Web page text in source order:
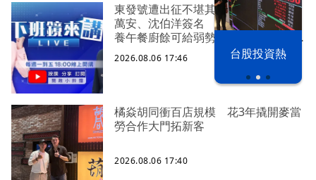
以色列 穹頂
之下
台股投資熱
東發號遭出征不堪其擾白漆 覆蓋蔣
萬安、沈伯洋簽名 北市教育局稱營
養午餐廚餘可給弱勢惹議 才爆皮克
敏侵權 陳智菡幫柯文哲慶生又踩雷！
生日改戴電子手環 曝柯文哲想法：
2026.08.06 17:46
橘焱胡同衝百店規模 花3年撬開麥當
勞合作大門拓新客
2026.08.06 17:40